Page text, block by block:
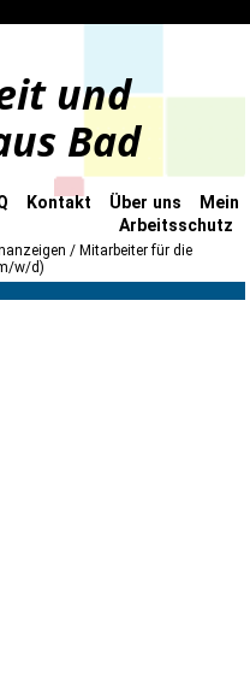
und
Bad
Kontakt Über uns
Mein
Arbeitsschutz
Mitarbeiter für die
w/d)